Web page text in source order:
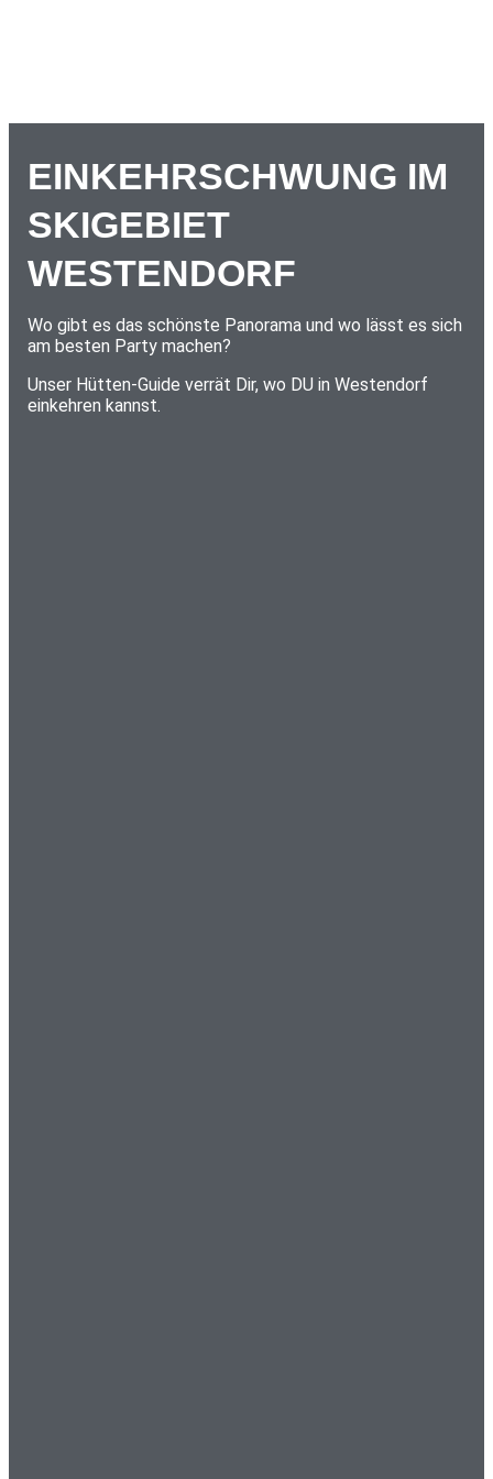
EINKEHRSCHWUNG IM
SKIGEBIET
WESTENDORF
Wo gibt es das schönste Panorama und wo lässt es sich
am besten Party machen?
Unser Hütten-Guide verrät Dir, wo DU in Westendorf
einkehren kannst.